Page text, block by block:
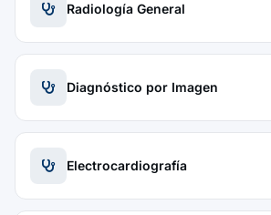
Radiología General
Diagnóstico por Imagen
Electrocardiografía